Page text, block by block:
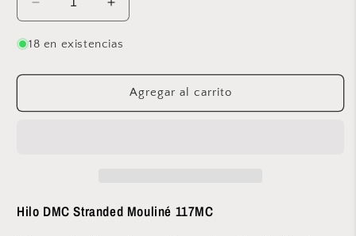
Reducir
cantidad
para
-
Spécial
Aumentar
cantidad
para
-
Mouliné
Spécial
18 en existencias
Agregar al carrito
Hilo DMC Stranded Mouliné 117MC